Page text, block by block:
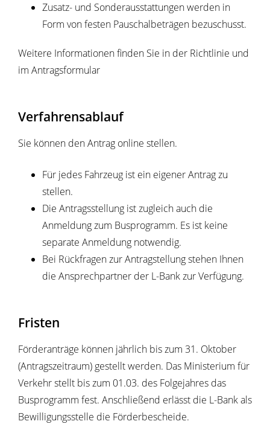
Zusatz- und Sonderausstattungen werden in
Form von festen Pauschalbeträgen bezuschusst.
Weitere Informationen finden Sie in der Richtlinie und
im Antragsformular
Verfahrensablauf
Sie können den Antrag online stellen.
Für jedes Fahrzeug ist ein eigener Antrag zu
stellen.
Die Antragsstellung ist zugleich auch die
Anmeldung zum Busprogramm. Es ist keine
separate Anmeldung notwendig.
Bei Rückfragen zur Antragstellung stehen Ihnen
die Ansprechpartner der L-Bank zur Verfügung.
Fristen
Förderanträge können jährlich bis zum 31. Oktober
(Antragszeitraum) gestellt werden. Das Ministerium für
Verkehr stellt bis zum 01.03. des Folgejahres das
Busprogramm fest. Anschließend erlässt die L-Bank als
Bewilligungsstelle die Förderbescheide.